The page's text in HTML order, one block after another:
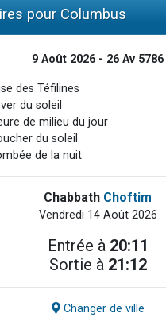
pour Columbus
9 Août 2026 - 26 Av 5786
des Téfilines
du soleil
de milieu du jour
du soleil
de la nuit
Chabbath Choftim
Vendredi 14 Août 2026
Entrée à 20:11
Sortie à 21:12
Changer de ville